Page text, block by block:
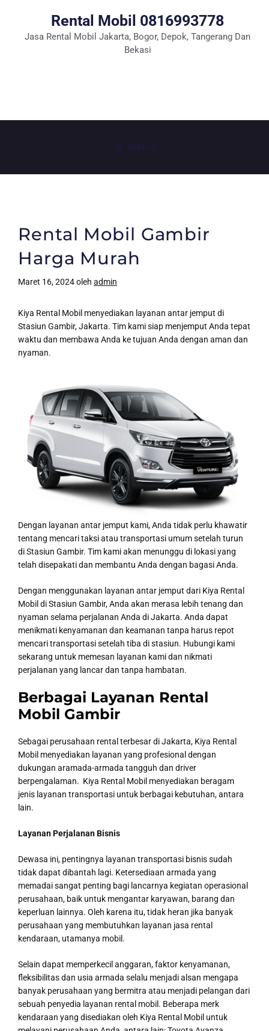
Rental Mobil 0816993778
Jasa Rental Mobil Jakarta, Bogor, Depok, Tangerang Dan
Bekasi
Menu
Rental Mobil Gambir
Harga Murah
Maret 16, 2024oleh admin
Kiya Rental Mobil menyediakan layanan antar jemput di
Stasiun Gambir, Jakarta. Tim kami siap menjemput Anda tepat
waktu dan membawa Anda ke tujuan Anda dengan aman dan
nyaman.
Dengan layanan antar jemput kami, Anda tidak perlu khawatir
tentang mencari taksi atau transportasi umum setelah turun
di Stasiun Gambir. Tim kami akan menunggu di lokasi yang
telah disepakati dan membantu Anda dengan bagasi Anda.
Dengan menggunakan layanan antar jemput dari Kiya Rental
Mobil di Stasiun Gambir, Anda akan merasa lebih tenang dan
nyaman selama perjalanan Anda di Jakarta. Anda dapat
menikmati kenyamanan dan keamanan tanpa harus repot
mencari transportasi setelah tiba di stasiun. Hubungi kami
sekarang untuk memesan layanan kami dan nikmati
perjalanan yang lancar dan tanpa hambatan.
Berbagai Layanan Rental
Mobil Gambir
Sebagai perusahaan rental terbesar di Jakarta, Kiya Rental
Mobil menyediakan layanan yang profesional dengan
dukungan aramada-armada tangguh dan driver
berpengalaman. Kiya Rental Mobil menyediakan beragam
jenis layanan transportasi untuk berbagai kebutuhan, antara
lain.
Layanan Perjalanan Bisnis
Dewasa ini, pentingnya layanan transportasi bisnis sudah
tidak dapat dibantah lagi. Ketersediaan armada yang
memadai sangat penting bagi lancarnya kegiatan operasional
perusahaan, baik untuk mengantar karyawan, barang dan
keperluan lainnya. Oleh karena itu, tidak heran jika banyak
perusahaan yang membutuhkan layanan jasa rental
kendaraan, utamanya mobil.
Selain dapat memperkecil anggaran, faktor kenyamanan,
fleksibilitas dan usia armada selalu menjadi alsan mengapa
banyak perusahaan yang bermitra atau menjadi pelangan dari
sebuah penyedia layanan rental mobil. Beberapa merk
kendaraan yang disediakan oleh Kiya Rental Mobil untuk